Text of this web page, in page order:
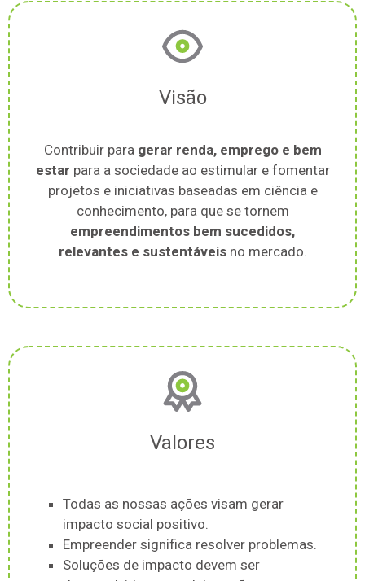
Visão
Contribuir para gerar renda, emprego e bem
estar para a sociedade ao estimular e fomentar
projetos e iniciativas baseadas em ciência e
conhecimento, para que se tornem
empreendimentos bem sucedidos,
relevantes e sustentáveisno mercado.
Valores
Todas as nossas ações visam gerar
impacto social positivo.
Empreender significa resolver problemas.
Soluções de impacto devem ser